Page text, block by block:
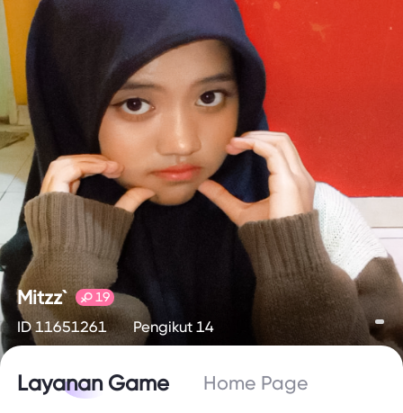
Mitzz` 19
ID 11651261 Pengikut 14
Layanan Game Home Page